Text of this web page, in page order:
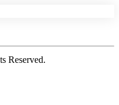
Reserved.